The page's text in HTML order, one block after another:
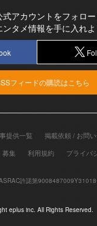
式アカウントをフォロ
タメ情報を手に入れよ
フィードの購読はこちら
提供一覧
掲載依頼 / お問
募集
利用規約 プライバ
許諾第9008487009Y31018
eplus inc. All Rights Reserved.